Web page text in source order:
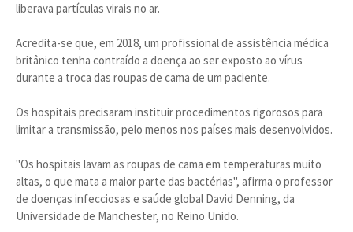
liberava partículas virais no ar.
Acredita-se que, em 2018, um profissional de assistência médica
britânico tenha contraído a doença ao ser exposto ao vírus
durante a troca das roupas de cama de um paciente.
Os hospitais precisaram instituir procedimentos rigorosos para
limitar a transmissão, pelo menos nos países mais desenvolvidos.
"Os hospitais lavam as roupas de cama em temperaturas muito
altas, o que mata a maior parte das bactérias", afirma o professor
de doenças infecciosas e saúde global David Denning, da
Universidade de Manchester, no Reino Unido.